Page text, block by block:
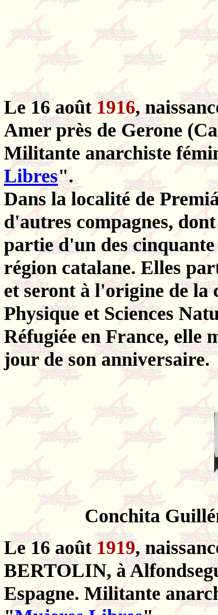
Le 16 août1916,
Amer près de Gerone
Militante anarchiste
Libres".
Dans la localité de
d'autres compagnes,
partie d'un des
région catalane. Elles
et seront à l'origine de la
Physique et Sciences
Réfugiée en France, elle
jour de son anniversaire.
Conchita
Le 16 août1919,
BERTOLIN, à
Espagne. Militante